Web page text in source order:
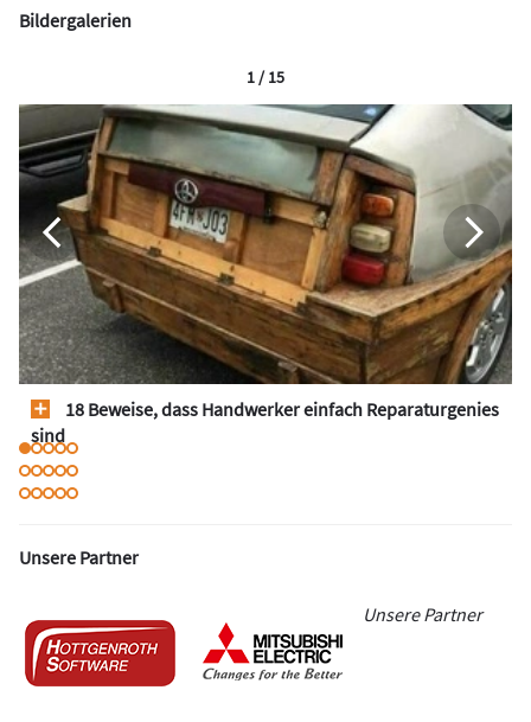
Bildergalerien
18 Beweise, dass Handwerker einfach Reparaturgenies
sind
1 / 15
Unsere Partner
Unsere Partner